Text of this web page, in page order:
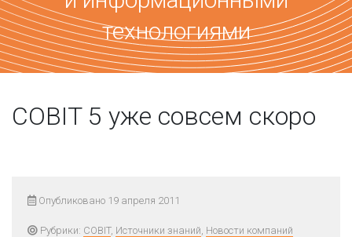
технологиями
COBIT 5 уже совсем скоро
Опубликовано 19 апреля 2011
Рубрики: COBIT, Источники знаний, Новости компаний